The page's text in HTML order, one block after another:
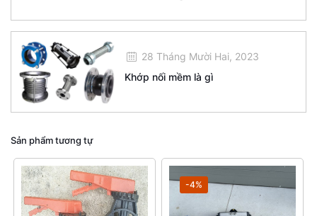
28 Tháng Mười Hai, 2023
Khớp nối mềm là gì
Sản phẩm tương tự
-4%